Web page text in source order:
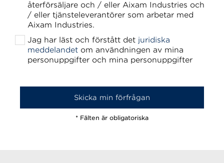
återförsäljare och / eller Aixam Industries och
/ eller tjänsteleverantörer som arbetar med
Aixam Industries.
Jag har läst och förstått det juridiska
meddelandet om användningen av mina
personuppgifter och mina personuppgifter
* Fälten är obligatoriska